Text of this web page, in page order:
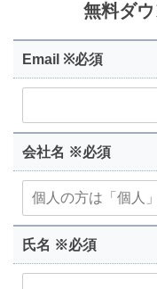
無料ダ
Email ※必須
会社名 ※必須
氏名 ※必須